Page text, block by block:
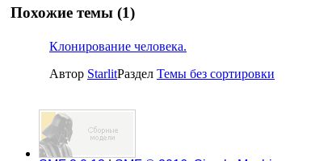
Похожие темы (1)
Клонирование человека.
Автор StarlitРаздел Темы без сортировки